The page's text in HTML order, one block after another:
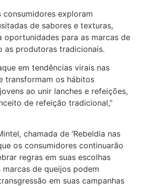
consumidores exploram
de sabores e texturas,
oportunidades para as marcas de
as produtoras tradicionais.
em tendências virais nas
transformam os hábitos
ao unir lanches e refeições,
de refeição tradicional,”
chamada de ‘Rebeldia nas
os consumidores continuarão
regras em suas escolhas
marcas de queijos podem
em suas campanhas